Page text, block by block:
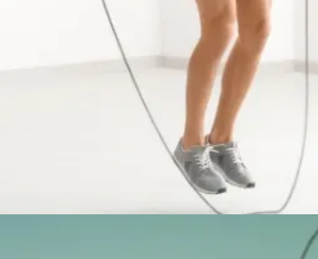
https://susach.edu.vn/nhay-day-1000-cai-giup-giam-bao-nhieu-calo